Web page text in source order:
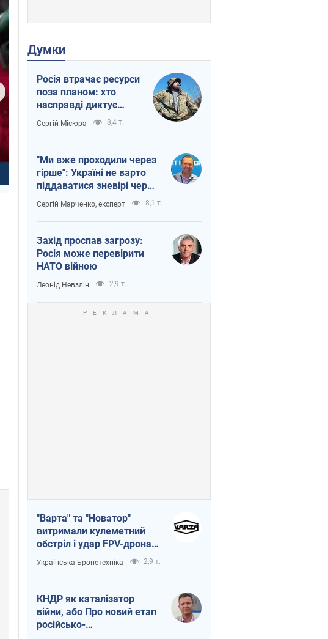
Думки
Росія втрачає ресурси
поза планом: хто
насправді диктує
темп війни
Сергій Місюра 8,4 т.
"Ми вже проходили через
гірше": Україні не варто
піддаватися зневірі через
ракетний терор
Сергій Марченко, експерт 8,1 т.
Захід проспав загрозу:
Росія може перевірити
НАТО війною
Леонід Невзлін 2,9 т.
"Варта" та "Новатор"
витримали кулеметний
обстріл і удар FPV-дрона,
врятувавши життя
офіцеру ЗСУ
Українська Бронетехніка 2,9 т.
КНДР як каталізатор
війни, або Про новий етап
російсько-